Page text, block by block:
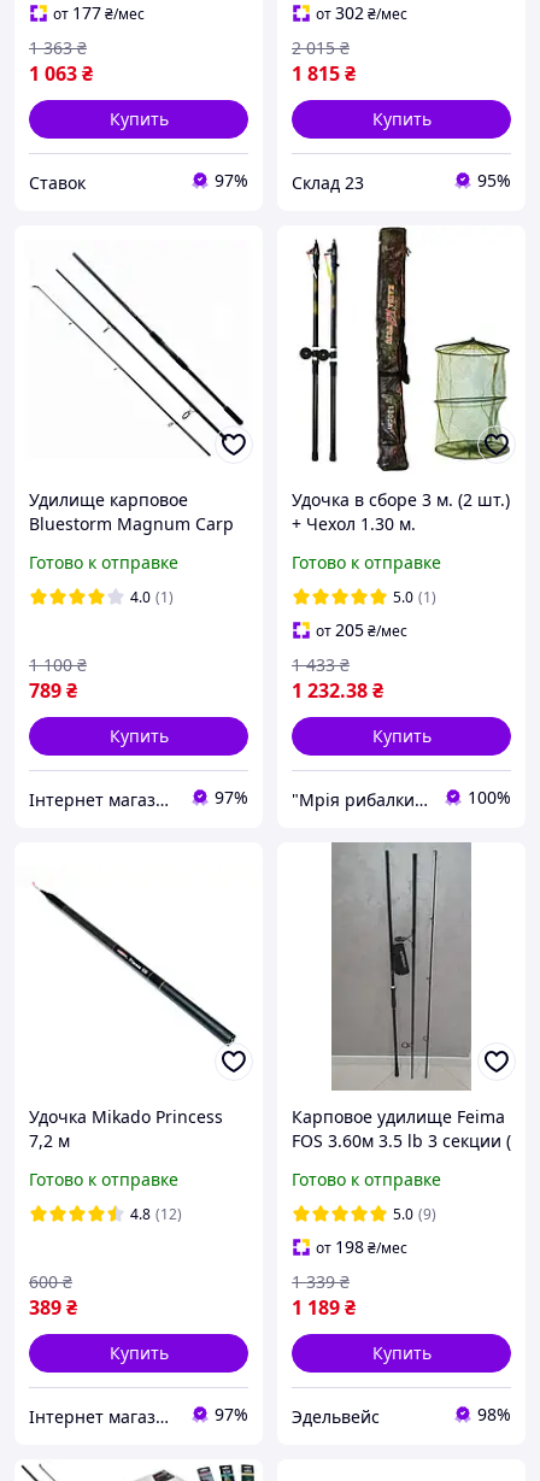
от 177₴/мес
1 063₴
1 363 ₴
Купить
Ставок 97%
от302₴/мес
1 815₴
2 015 ₴
Купить
Склад 23 95%
Удилище карповое
Bluestorm Magnum Carp
кольцо 50 мм)
Готово к отправке
4.0 (1)
789₴
1 100 ₴
Купить
Інтернет магазин товарів для риболовлі Fishermen 97%
Удочка в сборе 3 м. (2 шт.)
+ Чехол 1.30 м.
Готово к отправке
5.0 (1)
от205₴/мес
1 232.38₴
1 433 ₴
Купить
"Мрія рибалки" Магазин рибальських снастей 100%
Удочка Mikado Princess
7,2 м
Готово к отправке
4.8 (12)
389₴
600 ₴
Купить
Інтернет магазин товарів для риболовлі Fishermen 97%
Карповое удилище Feima
FOS 3.60м 3.5 lb 3 секции (
Готово к отправке
5.0 (9)
от 198₴/мес
1 189₴
1 339 ₴
Купить
Эдельвейс 98%